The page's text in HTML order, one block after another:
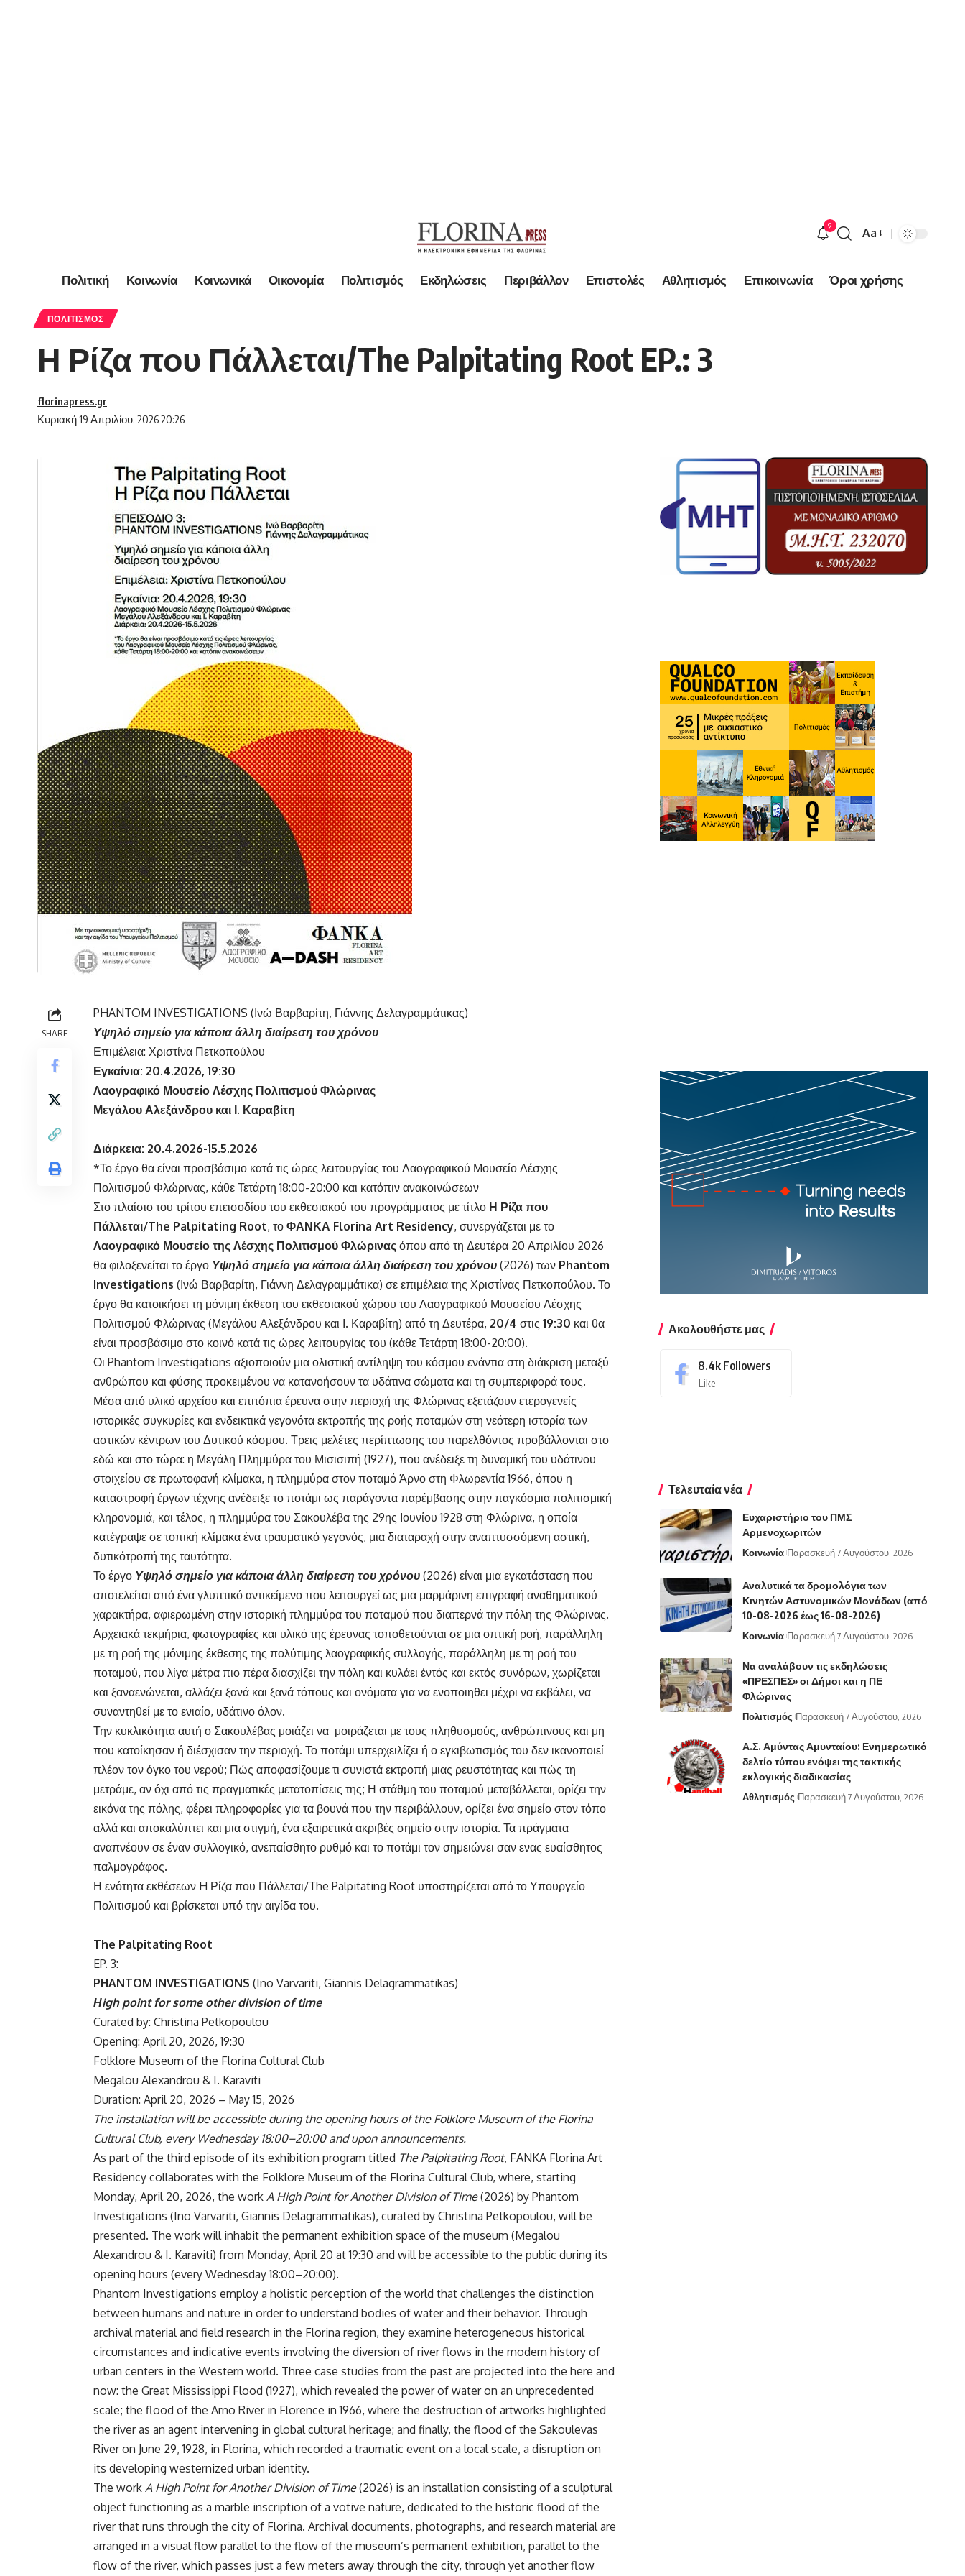
9
Font
Aa
Πολιτική Κοινωνία Κοινωνικά Οικονομία Πολιτισμός Εκδηλώσεις Περιβάλλον Επιστολές Αθλητισμός Επικοινωνία Όροι χρήσης
ΠΟΛΙΤΙΣΜΌΣ
Η Ρίζα που Πάλλεται/The Palpitating Root EP.: 3
Κυριακή 19 Απριλίου, 2026 20:26
florinapress.gr
SHARE
PHANTOM INVESTIGATIONS (Ινώ Βαρβαρίτη, Γιάννης Δελαγραμμάτικας)
Υψηλό σημείο για κάποια άλλη διαίρεση του χρόνου
Επιμέλεια: Χριστίνα Πετκοπούλου
Εγκαίνια: 20.4.2026, 19:30
Λαογραφικό Μουσείο Λέσχης Πολιτισμού Φλώρινας
Μεγάλου Αλεξάνδρου και Ι. Καραβίτη
Διάρκεια: 20.4.2026-15.5.2026
*Το έργο θα είναι προσβάσιμο κατά τις ώρες λειτουργίας του Λαογραφικού Μουσείο Λέσχης
Πολιτισμού Φλώρινας, κάθε Τετάρτη 18:00-20:00 και κατόπιν ανακοινώσεων
Στο πλαίσιο του τρίτου επεισοδίου του εκθεσιακού του προγράμματος με τίτλο Η Ρίζα που
Πάλλεται/The Palpitating Root, το ΦΑΝΚΑ Florina Art Residency, συνεργάζεται με το
Λαογραφικό Μουσείο της Λέσχης Πολιτισμού Φλώρινας όπου από τη Δευτέρα 20 Απριλίου 2026
θα φιλοξενείται το έργο Υψηλό σημείο για κάποια άλλη διαίρεση του χρόνου (2026) των Phantom
Investigations (Ινώ Βαρβαρίτη, Γιάννη Δελαγραμμάτικα) σε επιμέλεια της Χριστίνας Πετκοπούλου. Το
έργο θα κατοικήσει τη μόνιμη έκθεση του εκθεσιακού χώρου του Λαογραφικού Μουσείου Λέσχης
Πολιτισμού Φλώρινας (Μεγάλου Αλεξάνδρου και Ι. Καραβίτη) από τη Δευτέρα, 20/4 στις 19:30 και θα
είναι προσβάσιμο στο κοινό κατά τις ώρες λειτουργίας του (κάθε Τετάρτη 18:00-20:00).
Οι Phantom Investigations αξιοποιούν μια ολιστική αντίληψη του κόσμου ενάντια στη διάκριση μεταξύ
ανθρώπου και φύσης προκειμένου να κατανοήσουν τα υδάτινα σώματα και τη συμπεριφορά τους.
Μέσα από υλικό αρχείου και επιτόπια έρευνα στην περιοχή της Φλώρινας εξετάζουν ετερογενείς
ιστορικές συγκυρίες και ενδεικτικά γεγονότα εκτροπής της ροής ποταμών στη νεότερη ιστορία των
αστικών κέντρων του Δυτικού κόσμου. Τρεις μελέτες περίπτωσης του παρελθόντος προβάλλονται στο
εδώ και στο τώρα: η Μεγάλη Πλημμύρα του Μισισιπή (1927), που ανέδειξε τη δυναμική του υδάτινου
στοιχείου σε πρωτοφανή κλίμακα, η πλημμύρα στον ποταμό Άρνο στη Φλωρεντία 1966, όπου η
καταστροφή έργων τέχνης ανέδειξε το ποτάμι ως παράγοντα παρέμβασης στην παγκόσμια πολιτισμική
κληρονομιά, και τέλος, η πλημμύρα του Σακουλέβα της 29ης Ιουνίου 1928 στη Φλώρινα, η οποία
κατέγραψε σε τοπική κλίμακα ένα τραυματικό γεγονός, μια διαταραχή στην αναπτυσσόμενη αστική,
δυτικότροπή της ταυτότητα.
Το έργο Υψηλό σημείο για κάποια άλλη διαίρεση του χρόνου (2026) είναι μια εγκατάσταση που
αποτελείται από ένα γλυπτικό αντικείμενο που λειτουργεί ως μια μαρμάρινη επιγραφή αναθηματικού
χαρακτήρα, αφιερωμένη στην ιστορική πλημμύρα του ποταμού που διαπερνά την πόλη της Φλώρινας.
Αρχειακά τεκμήρια, φωτογραφίες και υλικό της έρευνας τοποθετούνται σε μια οπτική ροή, παράλληλη
με τη ροή της μόνιμης έκθεσης της πολύτιμης λαογραφικής συλλογής, παράλληλη με τη ροή του
ποταμού, που λίγα μέτρα πιο πέρα διασχίζει την πόλη και κυλάει έντός και εκτός συνόρων, χωρίζεται
και ξαναενώνεται, αλλάζει ξανά και ξανά τόπους και ονόματα για να ενοποιηθει μέχρι να εκβάλει, να
συναντηθεί με το ενιαίο, υδάτινο όλον.
Την κυκλικότητα αυτή ο Σακουλέβας μοιάζει να μοιράζεται με τους πληθυσμούς, ανθρώπινους και μη
που κατοίκησαν ή διέσχισαν την περιοχή. Το ποτάμι υπερχειλίζει ή ο εγκιβωτισμός του δεν ικανοποιεί
πλέον τον όγκο του νερού; Πώς αποφασίζουμε τι συνιστά εκτροπή μιας ρευστότητας και πώς τη
μετράμε, αν όχι από τις πραγματικές μετατοπίσεις της; Η στάθμη του ποταμού μεταβάλλεται, ορίζει την
εικόνα της πόλης, φέρει πληροφορίες για τα βουνά που την περιβάλλουν, ορίζει ένα σημείο στον τόπο
αλλά και αποκαλύπτει και μια στιγμή, ένα εξαιρετικά ακριβές σημείο στην ιστορία. Τα πράγματα
αναπνέουν σε έναν συλλογικό, ανεπαίσθητο ρυθμό και το ποτάμι τον σημειώνει σαν ενας ευαίσθητος
παλμογράφος.
Η ενότητα εκθέσεων H Ρίζα που Πάλλεται/The Palpitating Root υποστηρίζεται από το Υπουργείο
Πολιτισμού και βρίσκεται υπό την αιγίδα του.
The Palpitating Root
EP. 3:
PHANTOM INVESTIGATIONS (Ino Varvariti, Giannis Delagrammatikas)
Ηigh point for some other division of time
Curated by: Christina Petkopoulou
Opening: April 20, 2026, 19:30
Folklore Museum of the Florina Cultural Club
Megalou Alexandrou & I. Karaviti
Duration: April 20, 2026 – May 15, 2026
The installation will be accessible during the opening hours of the Folklore Museum of the Florina
Cultural Club, every Wednesday 18:00–20:00 and upon announcements.
As part of the third episode of its exhibition program titled The Palpitating Root, FANKA Florina Art
Residency collaborates with the Folklore Museum of the Florina Cultural Club, where, starting
Monday, April 20, 2026, the work A High Point for Another Division of Time(2026) by Phantom
Investigations (Ino Varvariti, Giannis Delagrammatikas), curated by Christina Petkopoulou, will be
presented. The work will inhabit the permanent exhibition space of the museum (Megalou
Alexandrou & I. Karaviti) from Monday, April 20 at 19:30 and will be accessible to the public during its
opening hours (every Wednesday 18:00–20:00).
Phantom Investigations employ a holistic perception of the world that challenges the distinction
between humans and nature in order to understand bodies of water and their behavior. Through
archival material and field research in the Florina region, they examine heterogeneous historical
circumstances and indicative events involving the diversion of river flows in the modern history of
urban centers in the Western world. Three case studies from the past are projected into the here and
now: the Great Mississippi Flood (1927), which revealed the power of water on an unprecedented
scale; the flood of the Arno River in Florence in 1966, where the destruction of artworks highlighted
the river as an agent intervening in global cultural heritage; and finally, the flood of the Sakoulevas
River on June 29, 1928, in Florina, which recorded a traumatic event on a local scale, a disruption on
its developing westernized urban identity.
The work A High Point for Another Division of Time(2026) is an installation consisting of a sculptural
object functioning as a marble inscription of a votive nature, dedicated to the historic flood of the
river that runs through the city of Florina. Archival documents, photographs, and research material are
arranged in a visual flow parallel to the flow of the museum’s permanent exhibition, parallel to the
flow of the river, which passes just a few meters away through the city, through yet another flow
Ακολουθήστε μας
8.4k Followers
Like
Τελευταία νέα
Ευχαριστήριο του ΠΜΣ
Αρμενοχωριτών
Κοινωνία Παρασκευή 7 Αυγούστου, 2026
Αναλυτικά τα δρομολόγια των
Κινητών Αστυνομικών Μονάδων (από
10-08-2026 έως 16-08-2026)
Κοινωνία Παρασκευή 7 Αυγούστου, 2026
Να αναλάβουν τις εκδηλώσεις
«ΠΡΕΣΠΕΣ» οι Δήμοι και η ΠΕ
Φλώρινας
Πολιτισμός Παρασκευή 7 Αυγούστου, 2026
Α.Σ. Αμύντας Αμυνταίου: Ενημερωτικό
δελτίο τύπου ενόψει της τακτικής
εκλογικής διαδικασίας
Αθλητισμός Παρασκευή 7 Αυγούστου, 2026